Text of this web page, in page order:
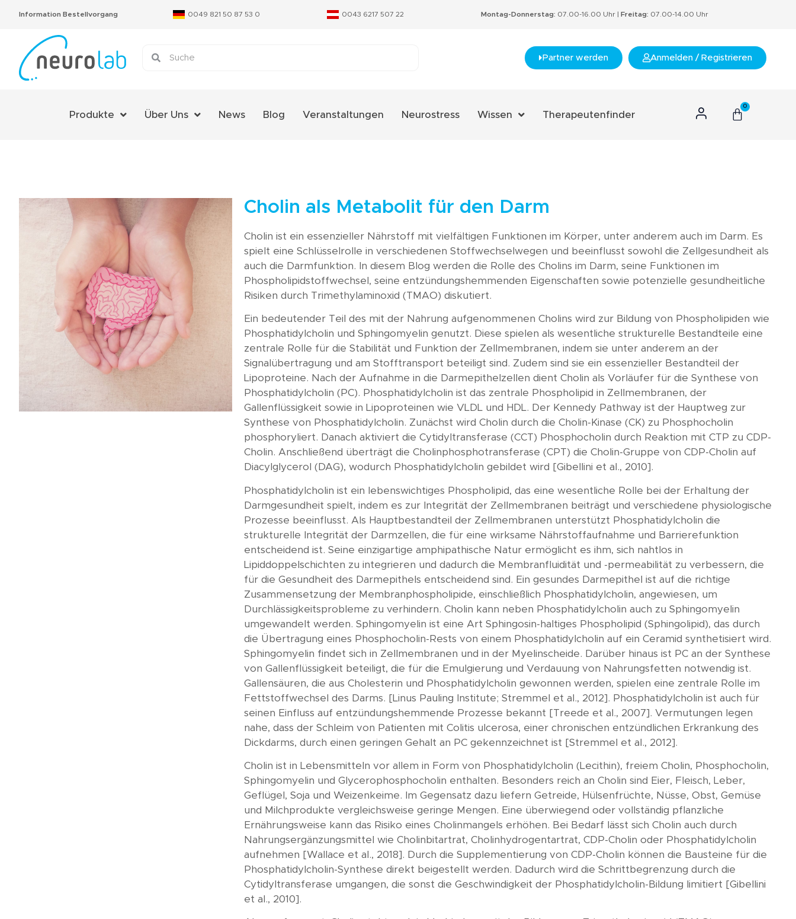
Information Bestellvorgang 0049 821 50 87 53 0 0043 6217 507 22 Montag-Donnerstag: 07.00-16.00 Uhr | Freitag: 07.00-14.00 Uhr
Partner werden Anmelden / Registrieren
Produkte Über Uns
Jobs
Kundenmeinungen
Häufig gestellte
Fragen
News Blog Veranstaltungen Neurostress Wissen
Qualitäts-Zertifikate
Therapiekonzept
Wissen A-Z
Akademie
Therapeutenfinder
0
Cholin als Metabolit für den Darm
Cholin ist ein essenzieller Nährstoff mit vielfältigen Funktionen im Körper, unter anderem auch im Darm. Es
spielt eine Schlüsselrolle in verschiedenen Stoffwechselwegen und beeinflusst sowohl die Zellgesundheit als
auch die Darmfunktion. In diesem Blog werden die Rolle des Cholins im Darm, seine Funktionen im
Phospholipidstoffwechsel, seine entzündungshemmenden Eigenschaften sowie potenzielle gesundheitliche
Risiken durch Trimethylaminoxid (TMAO) diskutiert.
Ein bedeutender Teil des mit der Nahrung aufgenommenen Cholins wird zur Bildung von Phospholipiden wie
Phosphatidylcholin und Sphingomyelin genutzt. Diese spielen als wesentliche strukturelle Bestandteile eine
zentrale Rolle für die Stabilität und Funktion der Zellmembranen, indem sie unter anderem an der
Signalübertragung und am Stofftransport beteiligt sind. Zudem sind sie ein essenzieller Bestandteil der
Lipoproteine. Nach der Aufnahme in die Darmepithelzellen dient Cholin als Vorläufer für die Synthese von
Phosphatidylcholin (PC). Phosphatidylcholin ist das zentrale Phospholipid in Zellmembranen, der
Gallenflüssigkeit sowie in Lipoproteinen wie VLDL und HDL. Der Kennedy Pathway ist der Hauptweg zur
Synthese von Phosphatidylcholin. Zunächst wird Cholin durch die Cholin-Kinase (CK) zu Phosphocholin
phosphoryliert. Danach aktiviert die Cytidyltransferase (CCT) Phosphocholin durch Reaktion mit CTP zu CDP-
Cholin. Anschließend überträgt die Cholinphosphotransferase (CPT) die Cholin-Gruppe von CDP-Cholin auf
Diacylglycerol (DAG), wodurch Phosphatidylcholin gebildet wird [Gibellini et al., 2010].
Phosphatidylcholin ist ein lebenswichtiges Phospholipid, das eine wesentliche Rolle bei der Erhaltung der
Darmgesundheit spielt, indem es zur Integrität der Zellmembranen beiträgt und verschiedene physiologische
Prozesse beeinflusst. Als Hauptbestandteil der Zellmembranen unterstützt Phosphatidylcholin die
strukturelle Integrität der Darmzellen, die für eine wirksame Nährstoffaufnahme und Barrierefunktion
entscheidend ist. Seine einzigartige amphipathische Natur ermöglicht es ihm, sich nahtlos in
Lipiddoppelschichten zu integrieren und dadurch die Membranfluidität und -permeabilität zu verbessern, die
für die Gesundheit des Darmepithels entscheidend sind. Ein gesundes Darmepithel ist auf die richtige
Zusammensetzung der Membranphospholipide, einschließlich Phosphatidylcholin, angewiesen, um
Durchlässigkeitsprobleme zu verhindern. Cholin kann neben Phosphatidylcholin auch zu Sphingomyelin
umgewandelt werden. Sphingomyelin ist eine Art Sphingosin-haltiges Phospholipid (Sphingolipid), das durch
die Übertragung eines Phosphocholin-Rests von einem Phosphatidylcholin auf ein Ceramid synthetisiert wird.
Sphingomyelin findet sich in Zellmembranen und in der Myelinscheide. Darüber hinaus ist PC an der Synthese
von Gallenflüssigkeit beteiligt, die für die Emulgierung und Verdauung von Nahrungsfetten notwendig ist.
Gallensäuren, die aus Cholesterin und Phosphatidylcholin gewonnen werden, spielen eine zentrale Rolle im
Fettstoffwechsel des Darms. [Linus Pauling Institute; Stremmel et al., 2012]. Phosphatidylcholin ist auch für
seinen Einfluss auf entzündungshemmende Prozesse bekannt [Treede et al., 2007]. Vermutungen legen
nahe, dass der Schleim von Patienten mit Colitis ulcerosa, einer chronischen entzündlichen Erkrankung des
Dickdarms, durch einen geringen Gehalt an PC gekennzeichnet ist [Stremmel et al., 2012].
Cholin ist in Lebensmitteln vor allem in Form von Phosphatidylcholin (Lecithin), freiem Cholin, Phosphocholin,
Sphingomyelin und Glycerophosphocholin enthalten. Besonders reich an Cholin sind Eier, Fleisch, Leber,
Geflügel, Soja und Weizenkeime. Im Gegensatz dazu liefern Getreide, Hülsenfrüchte, Nüsse, Obst, Gemüse
und Milchprodukte vergleichsweise geringe Mengen. Eine überwiegend oder vollständig pflanzliche
Ernährungsweise kann das Risiko eines Cholinmangels erhöhen. Bei Bedarf lässt sich Cholin auch durch
Nahrungsergänzungsmittel wie Cholinbitartrat, Cholinhydrogentartrat, CDP-Cholin oder Phosphatidylcholin
aufnehmen [Wallace et al., 2018]. Durch die Supplementierung von CDP-Cholin können die Bausteine für die
Phosphatidylcholin-Synthese direkt beigestellt werden. Dadurch wird die Schrittbegrenzung durch die
Cytidyltransferase umgangen, die sonst die Geschwindigkeit der Phosphatidylcholin-Bildung limitiert [Gibellini
et al., 2010].